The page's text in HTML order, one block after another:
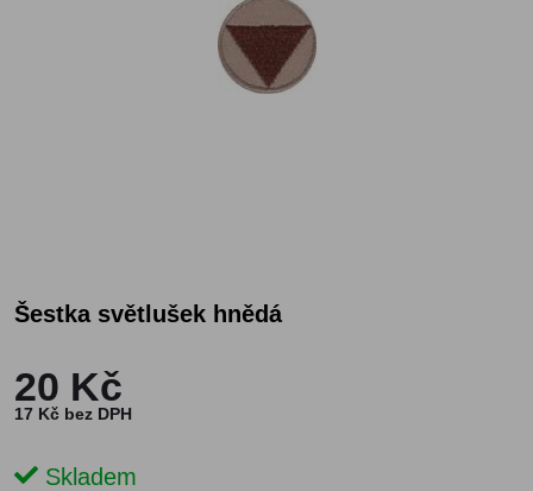
Šestka světlušek hnědá
20 Kč
17 Kč bez DPH
Skladem